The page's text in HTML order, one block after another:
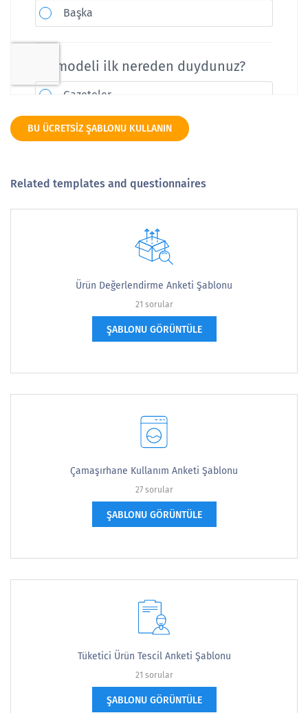
BU ÜCRETSIZ ŞABLONU KULLANIN
Related templates and questionnaires
Ürün Değerlendirme Anketi Şablonu
21 sorular
ŞABLONU GÖRÜNTÜLE
Çamaşırhane Kullanım Anketi Şablonu
27 sorular
ŞABLONU GÖRÜNTÜLE
Tüketici Ürün Tescil Anketi Şablonu
21 sorular
ŞABLONU GÖRÜNTÜLE